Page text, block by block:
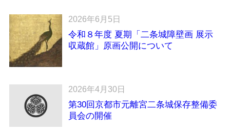
2026年6月5日
令和８年度 夏期「二条城障壁画 展示
収蔵館」原画公開について
2026年4月30日
第30回京都市元離宮二条城保存整備委
員会の開催